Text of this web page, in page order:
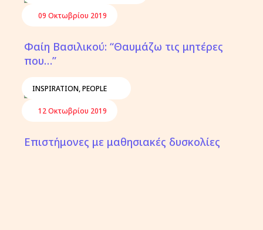
09 Οκτωβρίου 2019
Φαίη Βασιλικού: “Θαυμάζω τις μητέρες
που…”
INSPIRATION,PEOPLE
12 Οκτωβρίου 2019
Επιστήμονες με μαθησιακές δυσκολίες